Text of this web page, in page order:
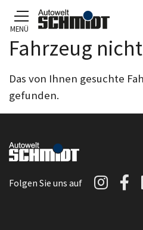
Zum Hauptinhalt
MENÜ
Fahrzeug
Das von Ihnen gesuchte
gefunden.
Folgen Sie uns auf